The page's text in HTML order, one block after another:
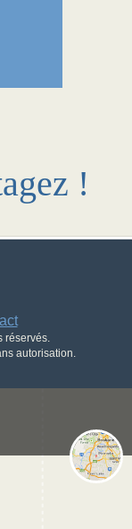
!
réservés.
autorisation.